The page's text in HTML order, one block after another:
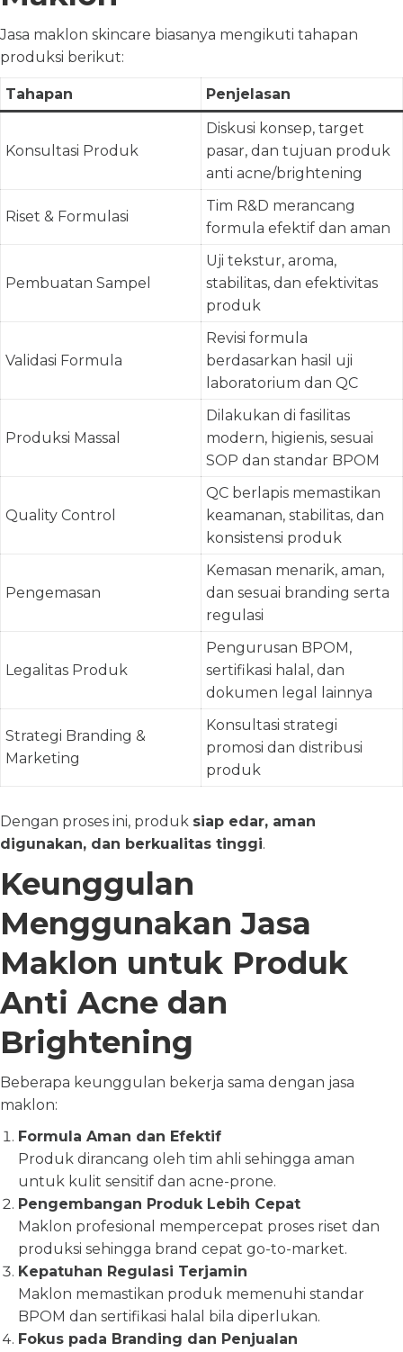
Jasa maklon skincare biasanya mengikuti tahapan
produksi berikut:
Tahapan Penjelasan
Konsultasi Produk
Diskusi konsep, target
pasar, dan tujuan produk
anti acne/brightening
Riset & Formulasi
Tim R&D merancang
formula efektif dan aman
Pembuatan Sampel
Uji tekstur, aroma,
stabilitas, dan efektivitas
produk
Validasi Formula
Revisi formula
berdasarkan hasil uji
laboratorium dan QC
Produksi Massal
Dilakukan di fasilitas
modern, higienis, sesuai
SOP dan standar BPOM
Quality Control
QC berlapis memastikan
keamanan, stabilitas, dan
konsistensi produk
Pengemasan
Kemasan menarik, aman,
dan sesuai branding serta
regulasi
Legalitas Produk
Pengurusan BPOM,
sertifikasi halal, dan
dokumen legal lainnya
Strategi Branding &
Marketing
Konsultasi strategi
promosi dan distribusi
produk
Dengan proses ini, produk siap edar, aman
digunakan, dan berkualitas tinggi.
Keunggulan
Menggunakan Jasa
Maklon untuk Produk
Anti Acne dan
Brightening
Beberapa keunggulan bekerja sama dengan jasa
maklon:
Formula Aman dan Efektif
Produk dirancang oleh tim ahli sehingga aman
untuk kulit sensitif dan acne-prone.
Pengembangan Produk Lebih Cepat
Maklon profesional mempercepat proses riset dan
produksi sehingga brand cepat go-to-market.
Kepatuhan Regulasi Terjamin
Maklon memastikan produk memenuhi standar
BPOM dan sertifikasi halal bila diperlukan.
Fokus pada Branding dan Penjualan